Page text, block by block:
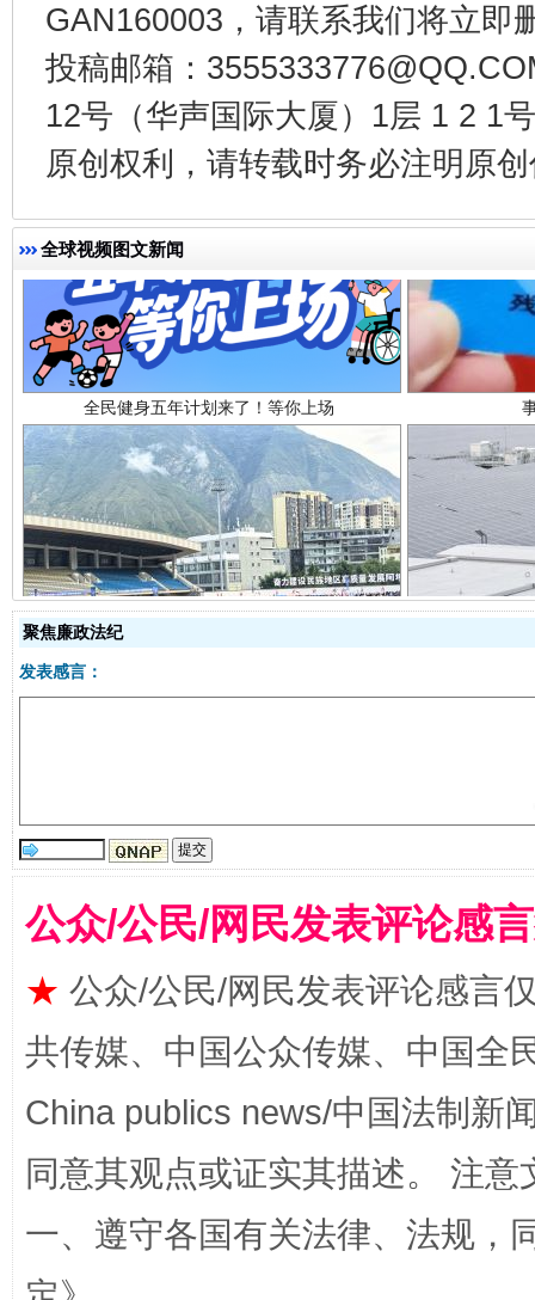
GAN160003，请联系我们将立即
投稿邮箱：
12号（华声国际大厦）1层 1 2 1
原创权利，请转载时务必注明原
全球视频图文新闻
全民健身五年计划来了！等你上场
阿坝州三大球赛在茂县开幕 规模
扯下公款旅游的“隐身衣”
聚焦廉政法纪
发表感言：
公众/公民/网民发表评论感
★ 公众/公民/网民发表评论感言
共传媒、中国公众传媒、中国全
China publics news/中国法制新
同意其观点或证实其描述。 注
一、遵守各国有关法律、法规，